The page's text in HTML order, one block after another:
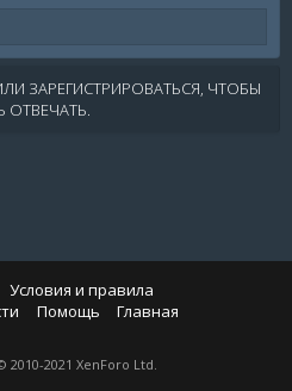
ЗАРЕГИСТРИРОВАТЬСЯ, ЧТОБЫ
ОТВЕЧАТЬ.
Условия и правила
Помощь
Главная
2010-2021 XenForo Ltd.